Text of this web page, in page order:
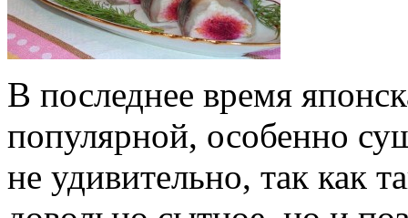
В последнее время
популярной, особенно
не удивительно, так как